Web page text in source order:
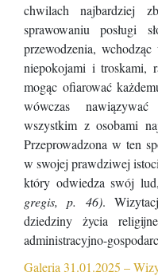
chwilach najbardziej
sprawowaniu posługi
przewodzenia,
niepokojami i troskami,
mogąc ofiarować
wówczas
wszystkim z osobami
Przeprowadzona w ten
w swojej prawdziwej
który odwiedza swój
gregis, p. 46).
dziedziny życia
administracyjno-
Galeria 31.01.2025 –